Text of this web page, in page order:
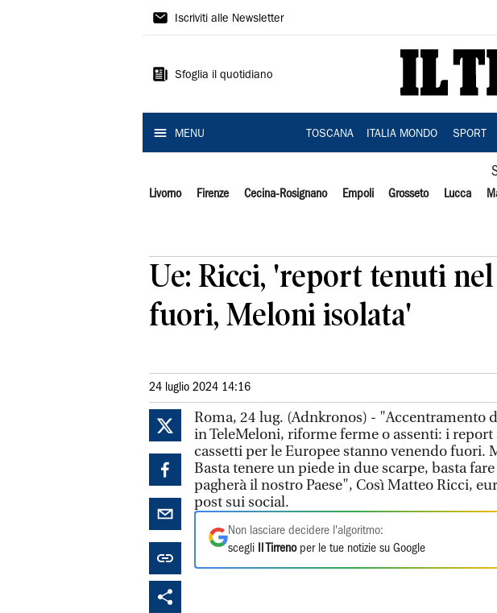
Il
Iscriviti alle Newsletter
Sfoglia il quotidiano
MENU TOSCANA ITALIA MONDO SPORT
Livorno Firenze Cecina-Rosignano Empoli Grosseto Lucca
Ue: Ricci, 'report tenuti
fuori, Meloni isolata'
24 luglio 2024 14:16
Roma, 24 lug. (Adnkronos) - "Accentramento
in TeleMeloni, riforme ferme o assenti: i
cassetti per le Europee stanno venendo fuori.
Basta tenere un piede in due scarpe, basta
pagherà il nostro Paese", Così Matteo Ricci,
post sui social.
Non lasciare decidere l'algoritmo:
scegli
Il Tirrenoper le tue notizie su Google